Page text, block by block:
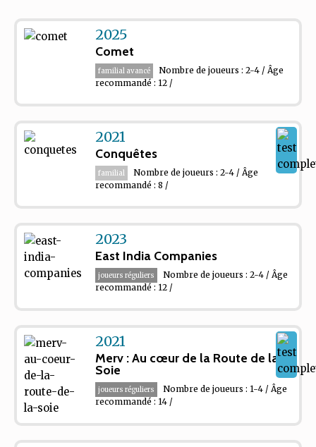
2025
Comet
familial avancé
Nombre de joueurs : 2-4 / Âge
recommandé : 12 /
2021
Conquêtes
familial
Nombre de joueurs : 2-4 / Âge
recommandé : 8 /
2023
East India Companies
joueurs réguliers
Nombre de joueurs : 2-4 / Âge
recommandé : 12 /
2021
Merv : Au cœur de la Route de la
Soie
joueurs réguliers
Nombre de joueurs : 1-4 / Âge
recommandé : 14 /